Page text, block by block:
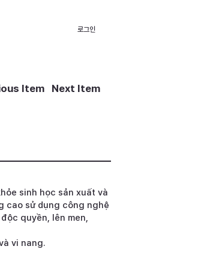
로그인
Next Item
Item
sinh học sản xuất và
cao sử dụng công nghệ
quyền, lên men,
vi nang.